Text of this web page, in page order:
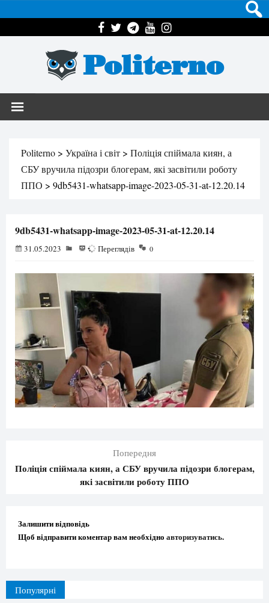
Politerno
Politerno > Україна і світ > Поліція спіймала киян, а
СБУ вручила підозри блогерам, які засвітили роботу
ППО > 9db5431-whatsapp-image-2023-05-31-at-12.20.14
9db5431-whatsapp-image-2023-05-31-at-12.20.14
31.05.2023 70 Переглядів 0
Попередня
Поліція спіймала киян, а СБУ вручила підозри блогерам,
які засвітили роботу ППО
Залишити відповідь
Щоб відправити коментар вам необхідно авторизуватись.
Популярні